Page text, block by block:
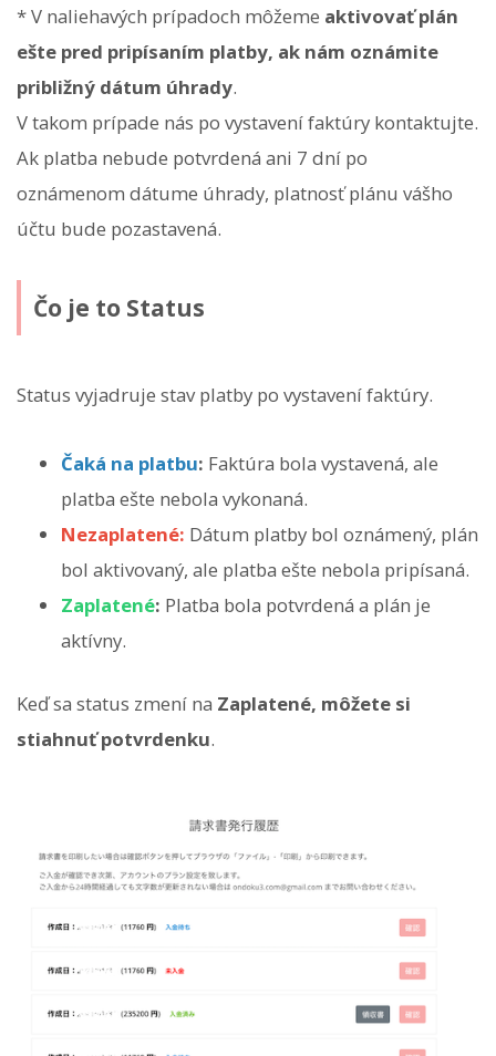
* V naliehavých prípadoch môžeme aktivovať plán
ešte pred pripísaním platby, ak nám oznámite
približný dátum úhrady.
V takom prípade nás po vystavení faktúry kontaktujte.
Ak platba nebude potvrdená ani 7 dní po
oznámenom dátume úhrady, platnosť plánu vášho
účtu bude pozastavená.
Čo je to Status
Status vyjadruje stav platby po vystavení faktúry.
Čaká na platbu: Faktúra bola vystavená, ale
platba ešte nebola vykonaná.
Nezaplatené: Dátum platby bol oznámený, plán
bol aktivovaný, ale platba ešte nebola pripísaná.
Zaplatené: Platba bola potvrdená a plán je
aktívny.
Keď sa status zmení na Zaplatené, môžete si
stiahnuť potvrdenku.